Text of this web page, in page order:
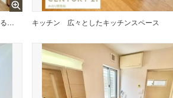
家具を配置してもゆったり過ごせる広さ キッチン 広々としたキッチンスペース